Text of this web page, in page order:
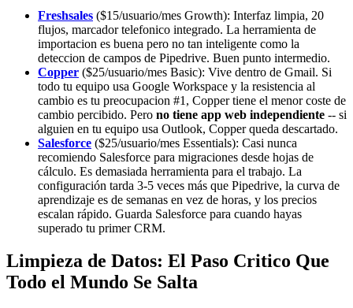
Freshsales ($15/usuario/mes Growth): Interfaz limpia, 20
flujos, marcador telefonico integrado. La herramienta de
importacion es buena pero no tan inteligente como la
deteccion de campos de Pipedrive. Buen punto intermedio.
Copper ($25/usuario/mes Basic): Vive dentro de Gmail. Si
todo tu equipo usa Google Workspace y la resistencia al
cambio es tu preocupacion #1, Copper tiene el menor coste de
cambio percibido. Pero no tiene app web independiente -- si
alguien en tu equipo usa Outlook, Copper queda descartado.
Salesforce ($25/usuario/mes Essentials): Casi nunca
recomiendo Salesforce para migraciones desde hojas de
cálculo. Es demasiada herramienta para el trabajo. La
configuración tarda 3-5 veces más que Pipedrive, la curva de
aprendizaje es de semanas en vez de horas, y los precios
escalan rápido. Guarda Salesforce para cuando hayas
superado tu primer CRM.
Limpieza de Datos: El Paso Critico Que
Todo el Mundo Se Salta